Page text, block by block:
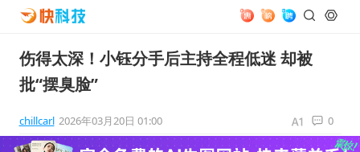
伤得太深！小钰分手后主持全程低迷 却被
批“摆臭脸”
chillcarl 2026年03月20日 01:00 0